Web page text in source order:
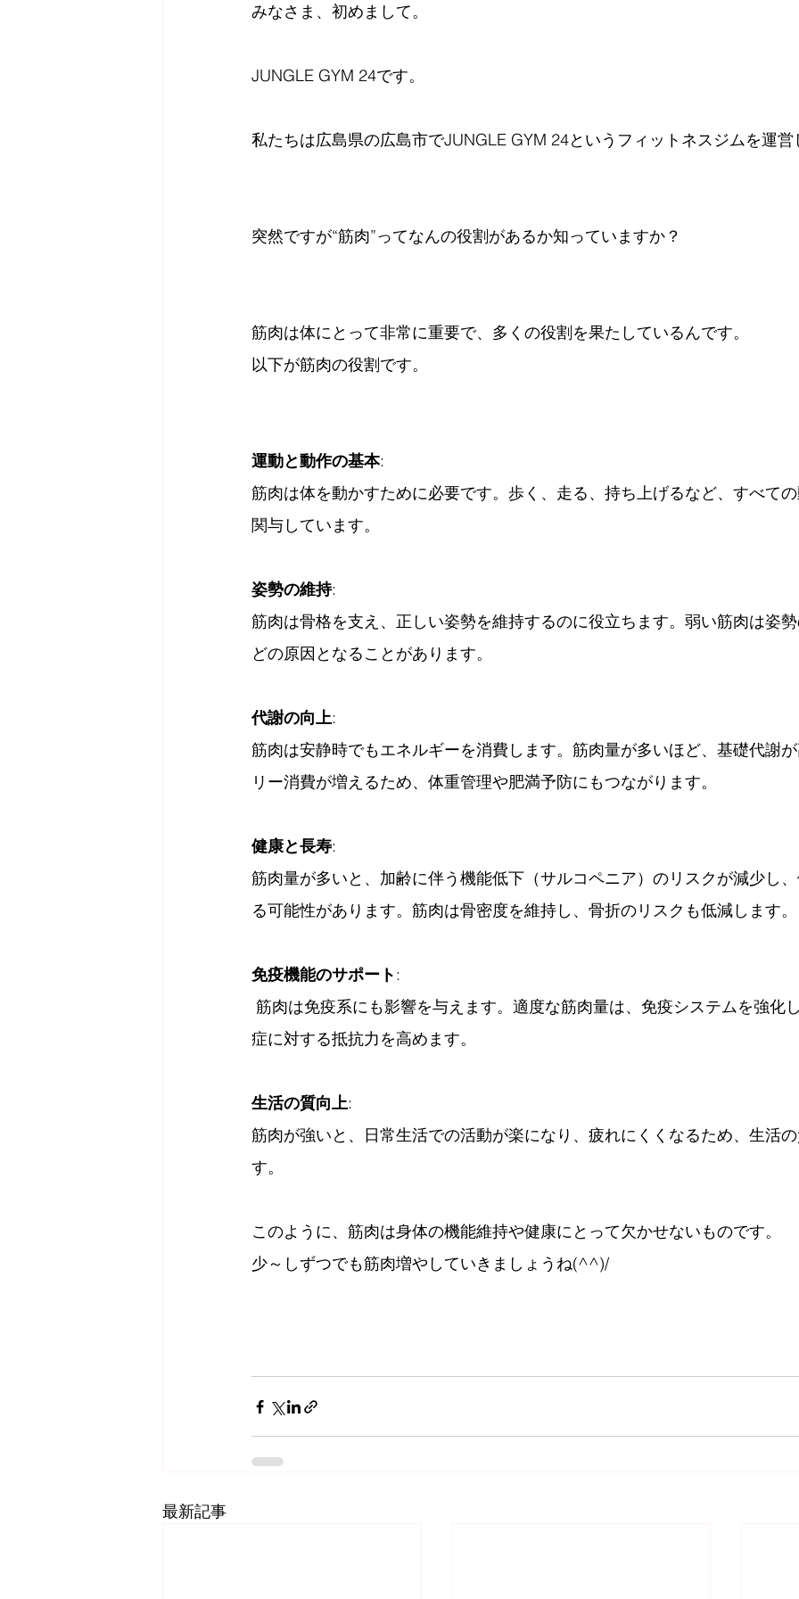
みなさま、初めまして。
JUNGLE GYM 24です。
私たちは広島県の広島市でJUNGLE GYM 24というフィットネスジムを運営
突然ですが“筋肉”ってなんの役割があるか知っていますか？
筋肉は体にとって非常に重要で、多くの役割を果たしているんです。
以下が筋肉の役割です。
運動と動作の基本:
筋肉は体を動かすために必要です。歩く、走る、持ち上げるなど、すべて
関与しています。
姿勢の維持:
筋肉は骨格を支え、正しい姿勢を維持するのに役立ちます。弱い筋肉は姿
どの原因となることがあります。
代謝の向上:
筋肉は安静時でもエネルギーを消費します。筋肉量が多いほど、基礎代謝
リー消費が増えるため、体重管理や肥満予防にもつながります。
健康と長寿:
筋肉量が多いと、加齢に伴う機能低下（サルコペニア）のリスクが減少し
る可能性があります。筋肉は骨密度を維持し、骨折のリスクも低減します。
免疫機能のサポート:
症に対する抵抗力を高めます。
生活の質向上:
筋肉が強いと、日常生活での活動が楽になり、疲れにくくなるため、生活
す。
このように、筋肉は身体の機能維持や健康にとって欠かせないものです。
少～しずつでも筋肉増やしていきましょうね(^^)/
最新記事